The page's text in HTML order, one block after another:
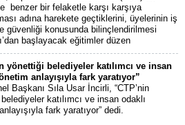
benzer bir felaketle karşı karşıya
adına harekete geçtiklerini, üyelerinin iş
güvenliği konusunda bilinçlendirilmesi
başlayacak eğitimler düzen
yönettiği belediyeler katılımcı ve insan
anlayışıyla fark yaratıyor”
Başkanı Sıla Usar İncirli, “CTP’nin
katılımcı ve insan odaklı
fark yaratıyor” dedi.